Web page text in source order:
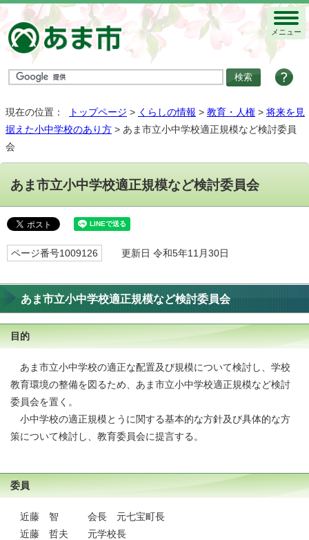
メニュー
現在の位置： トップページ > くらしの情報 > 教育・人権 > 将来を見
据えた小中学校のあり方 > あま市立小中学校適正規模など検討委員
会
あま市立小中学校適正規模など検討委員会
ページ番号1009126 更新日 令和5年11月30日
あま市立小中学校適正規模など検討委員会
目的
あま市立小中学校の適正な配置及び規模について検討し、学校
教育環境の整備を図るため、あま市立小中学校適正規模など検討
委員会を置く。
小中学校の適正規模とうに関する基本的な方針及び具体的な方
策について検討し、教育委員会に提言する。
委員
近藤 智 会長 元七宝町長
近藤 哲夫 元学校長